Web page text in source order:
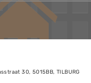
30, 5015BB, TILBURG